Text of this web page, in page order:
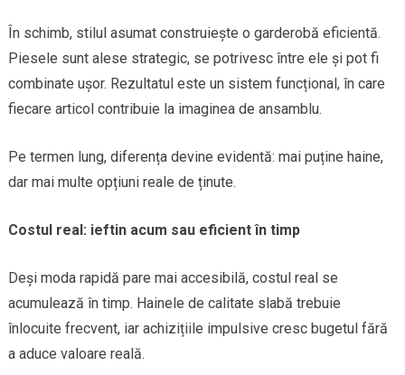
În schimb, stilul asumat construiește o garderobă eficientă.
Piesele sunt alese strategic, se potrivesc între ele și pot fi
combinate ușor. Rezultatul este un sistem funcțional, în care
fiecare articol contribuie la imaginea de ansamblu.
Pe termen lung, diferența devine evidentă: mai puține haine,
dar mai multe opțiuni reale de ținute.
Costul real: ieftin acum sau eficient în timp
Deși moda rapidă pare mai accesibilă, costul real se
acumulează în timp. Hainele de calitate slabă trebuie
înlocuite frecvent, iar achizițiile impulsive cresc bugetul fără
a aduce valoare reală.